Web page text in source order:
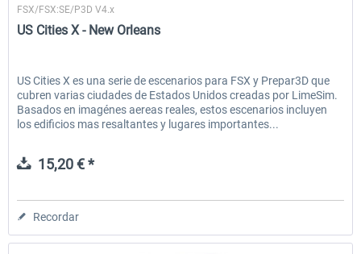
FSX/FSX:SE/P3D V4.x
US Cities X - New Orleans
US Cities X es una serie de escenarios para FSX y Prepar3D que
cubren varias ciudades de Estados Unidos creadas por LimeSim.
Basados en imagénes aereas reales, estos escenarios incluyen
los edificios mas resaltantes y lugares importantes...
15,20 € *
Recordar